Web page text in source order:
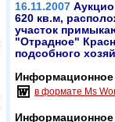
16.11.2007
620 кв.м,
участок
"Отрадное"
подсобного
в формате Ms
Информационное